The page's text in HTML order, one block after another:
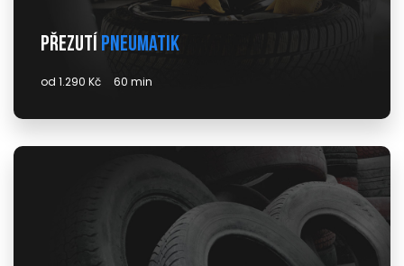
Přezutí pneumatik
od 1.290 Kč 60 min